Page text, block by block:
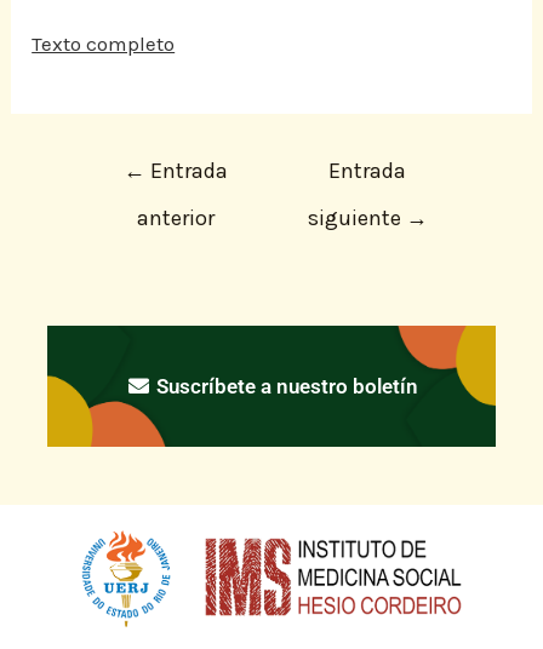
Texto completo
← Entrada
anterior
Entrada
siguiente →
Suscríbete a nuestro boletín